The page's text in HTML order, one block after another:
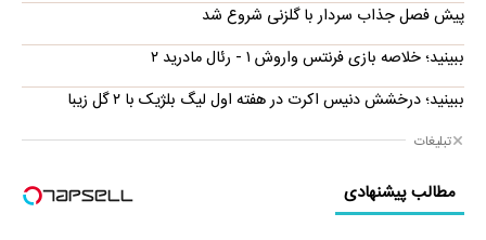
پیش فصل جذاب سردار با گلزنی شروع شد
ببینید؛ خلاصه بازی فرنتس واروش ۱ - رئال مادرید ۲
ببینید؛ درخشش دنیس اکرت در هفته اول لیگ بلژیک با ۲ گل زیبا
تبلیغات
مطالب پیشنهادی